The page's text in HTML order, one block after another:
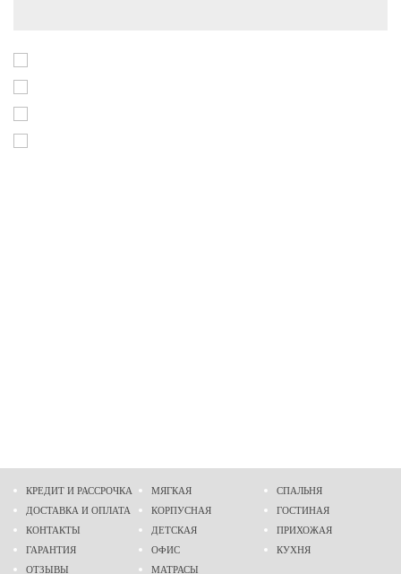
КРЕДИТ И РАССРОЧКА
ДОСТАВКА И ОПЛАТА
КОНТАКТЫ
ГАРАНТИЯ
ОТЗЫВЫ
МЯГКАЯ
КОРПУСНАЯ
ДЕТСКАЯ
ОФИС
МАТРАСЫ
СПАЛЬНЯ
ГОСТИНАЯ
ПРИХОЖАЯ
КУХНЯ